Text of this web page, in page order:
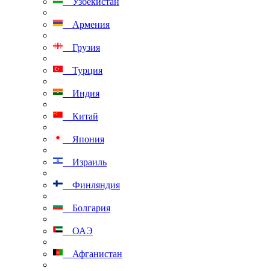
Армения
Грузия
Турция
Индия
Китай
Япония
Израиль
Финляндия
Болгария
ОАЭ
Афганистан